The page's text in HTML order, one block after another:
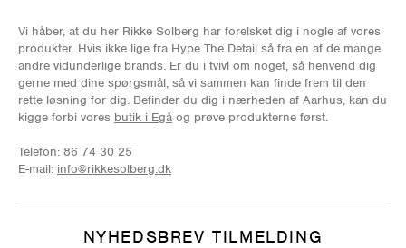
Vi håber, at du her Rikke Solberg har forelsket dig i nogle af vores
produkter. Hvis ikke lige fra Hype The Detail så fra en af de mange
andre vidunderlige brands. Er du i tvivl om noget, så henvend dig
gerne med dine spørgsmål, så vi sammen kan finde frem til den
rette løsning for dig. Befinder du dig i nærheden af Aarhus, kan du
kigge forbi vores butik i Egå og prøve produkterne først.
Telefon: 86 74 30 25
E-mail: info@rikkesolberg.dk
NYHEDSBREV TILMELDING